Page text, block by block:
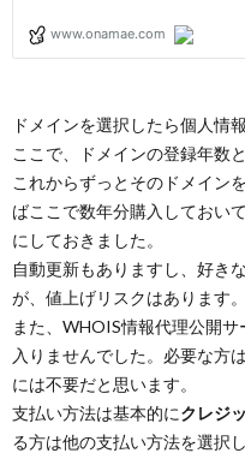
ドメインを選択したら個人情
ここで、ドメインの登録年数
これからずっとそのドメイン
ばここで数年分購入しておい
にしておきました。
自動更新もありますし、好き
が、値上げリスクはあります。
また、WHOIS情報代理公開
入りませんでした。必要な方
には不要だと思います。
支払い方法は基本的にクレジ
る方は他の支払い方法を選択